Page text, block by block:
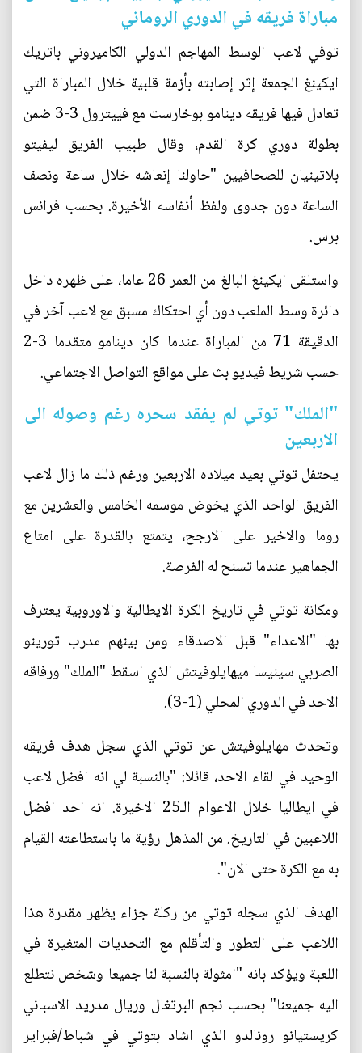
مباراة فريقه في الدوري الروماني
توفي لاعب الوسط المهاجم الدولي الكاميروني باتريك
ايكينغ الجمعة إثر إصابته بأزمة قلبية خلال المباراة التي
تعادل فيها فريقه دينامو بوخارست مع فييترول 3-3 ضمن
بطولة دوري كرة القدم، وقال طبيب الفريق ليفيتو
بلاتينيان للصحافيين "حاولنا إنعاشه خلال ساعة ونصف
الساعة دون جدوى ولفظ أنفاسه الأخيرة. بحسب فرانس
برس.
واستلقى ايكينغ البالغ من العمر 26 عاما، على ظهره داخل
دائرة وسط الملعب دون أي احتكاك مسبق مع لاعب آخر في
الدقيقة 71 من المباراة عندما كان دينامو متقدما 3-2
حسب شريط فيديو بث على مواقع التواصل الاجتماعي.
"الملك" توتي لم يفقد سحره رغم وصوله الى
الاربعين
يحتفل توتي بعيد ميلاده الاربعين ورغم ذلك ما زال لاعب
الفريق الواحد الذي يخوض موسمه الخامس والعشرين مع
روما والاخير على الارجح، يتمتع بالقدرة على امتاع
الجماهير عندما تسنح له الفرصة.
ومكانة توتي في تاريخ الكرة الايطالية والاوروبية يعترف
بها "الاعداء" قبل الاصدقاء ومن بينهم مدرب تورينو
الصربي سينيسا ميهايلوفيتش الذي اسقط "الملك" ورفاقه
الاحد في الدوري المحلي (1-3).
وتحدث مهايلوفيتش عن توتي الذي سجل هدف فريقه
الوحيد في لقاء الاحد، قائلا: "بالنسبة لي انه افضل لاعب
في ايطاليا خلال الاعوام الـ25 الاخيرة. انه احد افضل
اللاعبين في التاريخ. من المذهل رؤية ما باستطاعته القيام
به مع الكرة حتى الان".
الهدف الذي سجله توتي من ركلة جزاء يظهر مقدرة هذا
اللاعب على التطور والتأقلم مع التحديات المتغيرة في
اللعبة ويؤكد بانه "امثولة بالنسبة لنا جميعا وشخص نتطلع
اليه جميعنا" بحسب نجم البرتغال وريال مدريد الاسباني
كريستيانو رونالدو الذي اشاد بتوتي في شباط/فبراير